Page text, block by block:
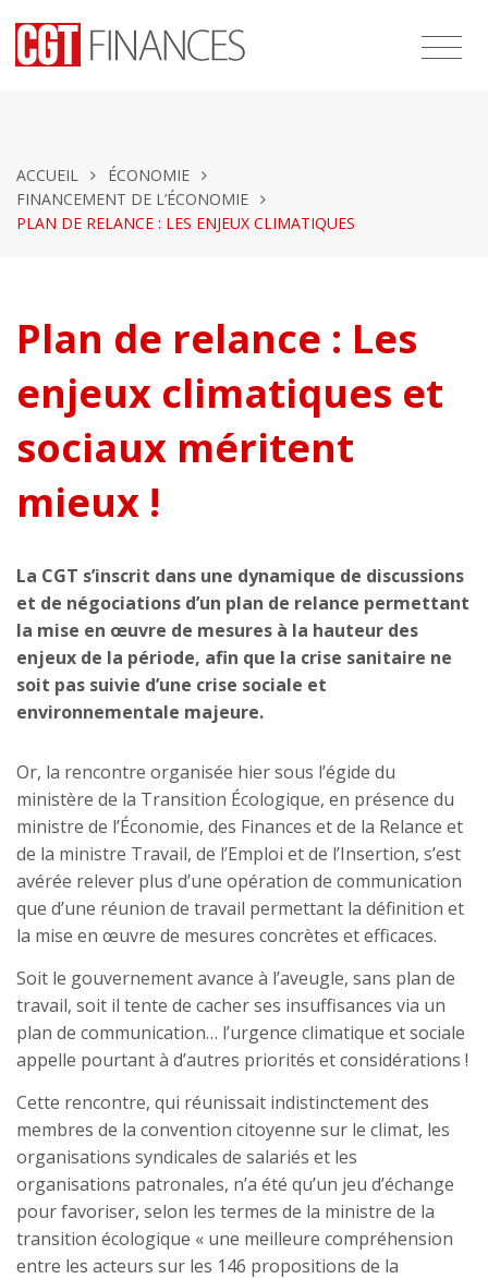
ACCUEIL
ÉCONOMIE
FINANCEMENT DE L’ÉCONOMIE
PLAN DE RELANCE : LES ENJEUX CLIMATIQUES
Plan de relance : Les
enjeux climatiques et
sociaux méritent
mieux !
La CGT s’inscrit dans une dynamique de discussions
et de négociations d’un plan de relance permettant
la mise en œuvre de mesures à la hauteur des
enjeux de la période, afin que la crise sanitaire ne
soit pas suivie d’une crise sociale et
environnementale majeure.
Or, la rencontre organisée hier sous l’égide du
ministère de la Transition Écologique, en présence du
ministre de l’Économie, des Finances et de la Relance et
de la ministre Travail, de l’Emploi et de l’Insertion, s’est
avérée relever plus d’une opération de communication
que d’une réunion de travail permettant la définition et
la mise en œuvre de mesures concrètes et efficaces.
Soit le gouvernement avance à l’aveugle, sans plan de
travail, soit il tente de cacher ses insuffisances via un
plan de communication… l’urgence climatique et sociale
appelle pourtant à d’autres priorités et considérations !
Cette rencontre, qui réunissait indistinctement des
membres de la convention citoyenne sur le climat, les
organisations syndicales de salariés et les
organisations patronales, n’a été qu’un jeu d’échange
pour favoriser, selon les termes de la ministre de la
transition écologique « une meilleure compréhension
entre les acteurs sur les 146 propositions de la